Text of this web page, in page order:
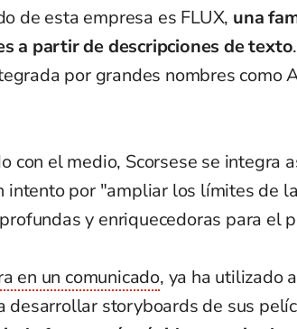
de esta empresa es FLUX, una
a partir de descripciones de texto
por grandes nombres como
con el medio, Scorsese se integra
intento por "ampliar los límites de
y enriquecedoras para el
en un comunicado, ya ha utilizado
desarrollar storyboards de sus